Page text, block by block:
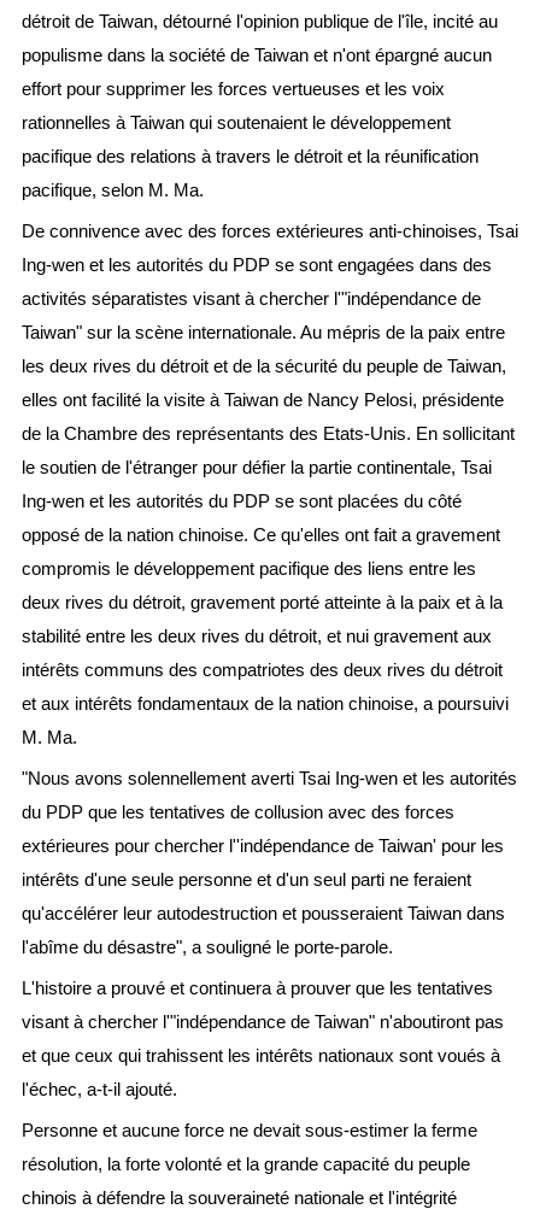
détroit de Taiwan, détourné l'opinion publique de l'île, incité au
populisme dans la société de Taiwan et n'ont épargné aucun
effort pour supprimer les forces vertueuses et les voix
rationnelles à Taiwan qui soutenaient le développement
pacifique des relations à travers le détroit et la réunification
pacifique, selon M. Ma.
De connivence avec des forces extérieures anti-chinoises, Tsai
Ing-wen et les autorités du PDP se sont engagées dans des
activités séparatistes visant à chercher l'"indépendance de
Taiwan" sur la scène internationale. Au mépris de la paix entre
les deux rives du détroit et de la sécurité du peuple de Taiwan,
elles ont facilité la visite à Taiwan de Nancy Pelosi, présidente
de la Chambre des représentants des Etats-Unis. En sollicitant
le soutien de l'étranger pour défier la partie continentale, Tsai
Ing-wen et les autorités du PDP se sont placées du côté
opposé de la nation chinoise. Ce qu'elles ont fait a gravement
compromis le développement pacifique des liens entre les
deux rives du détroit, gravement porté atteinte à la paix et à la
stabilité entre les deux rives du détroit, et nui gravement aux
intérêts communs des compatriotes des deux rives du détroit
et aux intérêts fondamentaux de la nation chinoise, a poursuivi
M. Ma.
"Nous avons solennellement averti Tsai Ing-wen et les autorités
du PDP que les tentatives de collusion avec des forces
extérieures pour chercher l''indépendance de Taiwan' pour les
intérêts d'une seule personne et d'un seul parti ne feraient
qu'accélérer leur autodestruction et pousseraient Taiwan dans
l'abîme du désastre", a souligné le porte-parole.
L'histoire a prouvé et continuera à prouver que les tentatives
visant à chercher l'"indépendance de Taiwan" n'aboutiront pas
et que ceux qui trahissent les intérêts nationaux sont voués à
l'échec, a-t-il ajouté.
Personne et aucune force ne devait sous-estimer la ferme
résolution, la forte volonté et la grande capacité du peuple
chinois à défendre la souveraineté nationale et l'intégrité